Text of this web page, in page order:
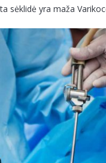
sėklidė yra maža